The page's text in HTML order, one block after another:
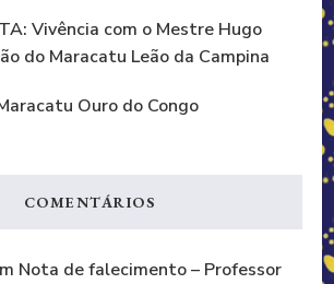
Vivência com o Mestre Hugo
do Maracatu Leão da Campina
Ouro do Congo
COMENTÁRIOS
Nota de falecimento – Professor